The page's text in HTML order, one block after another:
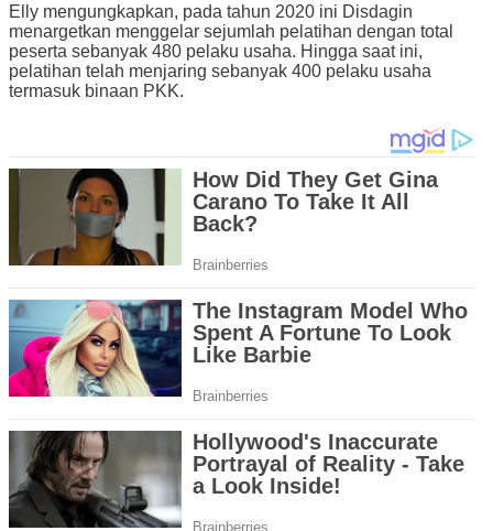
Elly mengungkapkan, pada tahun 2020 ini Disdagin
menargetkan menggelar sejumlah pelatihan dengan total
peserta sebanyak 480 pelaku usaha. Hingga saat ini,
pelatihan telah menjaring sebanyak 400 pelaku usaha
termasuk binaan PKK.